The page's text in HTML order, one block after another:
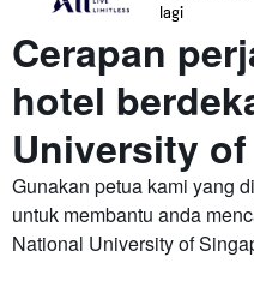
lagi
Cerapan
hotel
University
Gunakan petua kami yang
untuk membantu anda
National University of